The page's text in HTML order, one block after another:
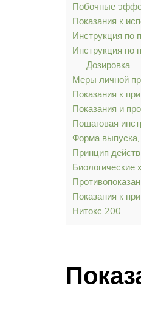
Побочные
Показания к
Инструкция по
Инструкция по
Дозировка
Меры личной
Показания к
Показания и
Пошаговая
Форма выпуска,
Принцип
Биологические
Показания к
Нитокс 200